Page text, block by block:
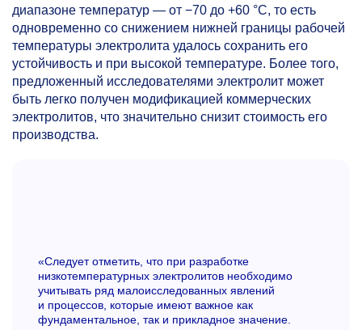
диапазоне температур — от −70 до +60 °C, то есть
одновременно со снижением нижней границы рабочей
температуры электролита удалось сохранить его
устойчивость и при высокой температуре. Более того,
предложенный исследователями электролит может
быть легко получен модификацией коммерческих
электролитов, что значительно снизит стоимость его
производства.
«Следует отметить, что при разработке
низкотемпературных электролитов необходимо
учитывать ряд малоисследованных явлений
и процессов, которые имеют важное как
фундаментальное, так и прикладное значение.